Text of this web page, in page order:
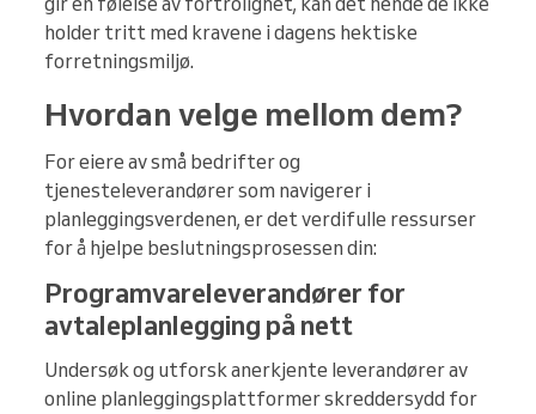
holder tritt med kravene i dagens hektiske
forretningsmiljø.
Hvordan velge mellom dem?
For eiere av små bedrifter og
tjenesteleverandører som navigerer i
planleggingsverdenen, er det verdifulle ressurser
for å hjelpe beslutningsprosessen din:
Programvareleverandører for
avtaleplanlegging på nett
Undersøk og utforsk anerkjente leverandører av
online planleggingsplattformer skreddersydd for